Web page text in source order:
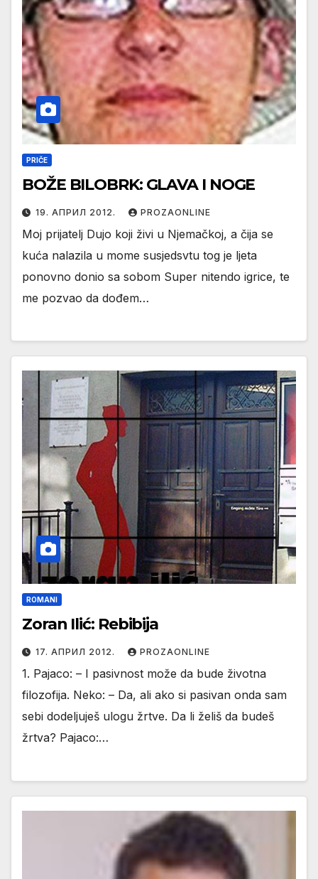
PRIČE
BOŽE BILOBRK: GLAVA I NOGE
19. АПРИЛ 2012. PROZAONLINE
Moj prijatelj Dujo koji živi u Njemačkoj, a čija se
kuća nalazila u mome susjedsvtu tog je ljeta
ponovno donio sa sobom Super nitendo igrice, te
me pozvao da dođem…
ROMANI
Zoran Ilić: Rebibija
17. АПРИЛ 2012. PROZAONLINE
1. Pajaco: – I pasivnost može da bude životna
filozofija. Neko: – Da, ali ako si pasivan onda sam
sebi dodeljuješ ulogu žrtve. Da li želiš da budeš
žrtva? Pajaco:…